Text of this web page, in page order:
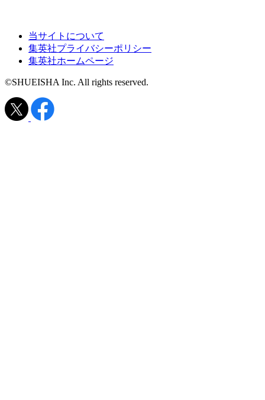
当サイトについて
集英社プライバシーポリシー
集英社ホームページ
©SHUEISHA Inc. All rights reserved.